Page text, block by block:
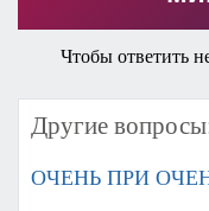
Чтобы ответить
Другие
ОЧЕНЬ ПРИ